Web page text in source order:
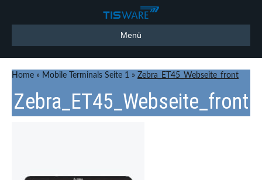
Menü
Home » Mobile Terminals Seite 1 » Zebra_ET45_Webseite_front
Zebra_ET45_Webseite_front